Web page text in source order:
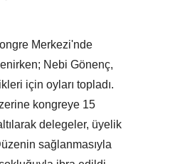
Merkezi'nde
Nebi Gönenç,
için oyları topladı.
kongreye 15
delegeler, üyelik
sağlanmasıyla